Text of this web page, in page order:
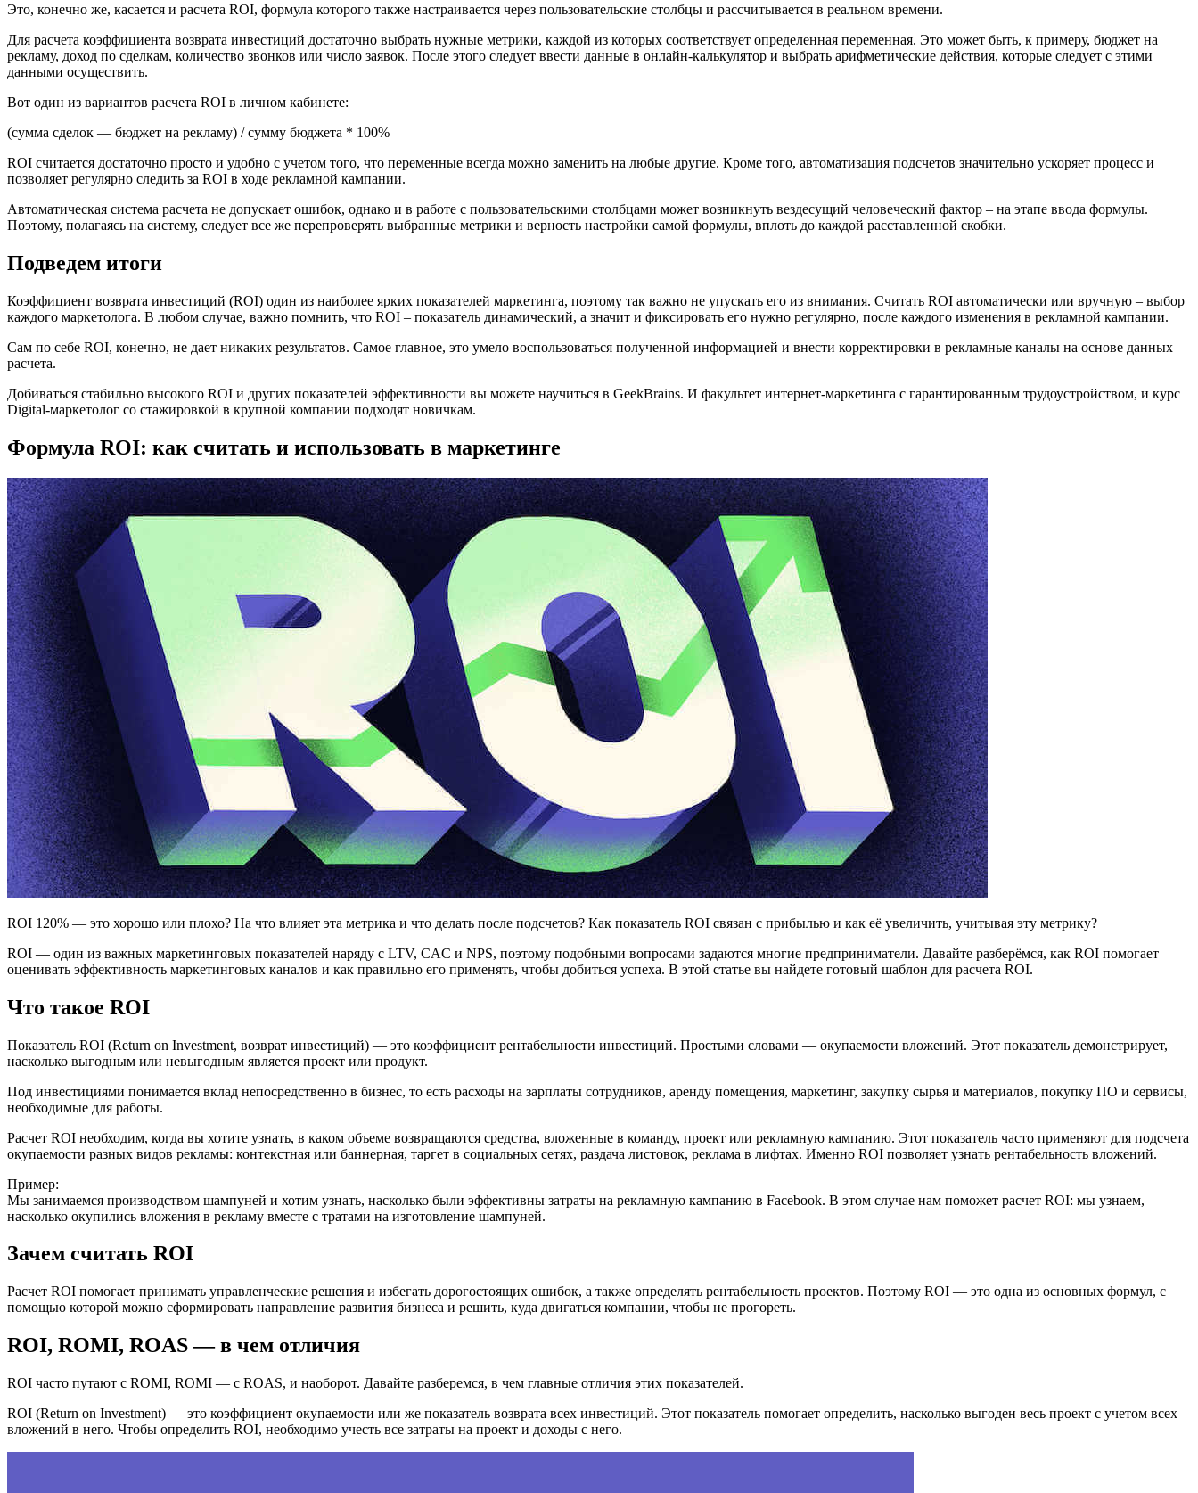
Это, конечно же, касается и расчета ROI, формула которого также настраивается через пользовательские столбцы и рассчитывается в реальном времени.
Для расчета коэффициента возврата инвестиций достаточно выбрать нужные метрики, каждой из которых соответствует определенная переменная. Это может быть, к примеру, бюджет на
рекламу, доход по сделкам, количество звонков или число заявок. После этого следует ввести данные в онлайн-калькулятор и выбрать арифметические действия, которые следует с этими
данными осуществить.
Вот один из вариантов расчета ROI в личном кабинете:
(сумма сделок — бюджет на рекламу) / сумму бюджета * 100%
ROI считается достаточно просто и удобно с учетом того, что переменные всегда можно заменить на любые другие. Кроме того, автоматизация подсчетов значительно ускоряет процесс и
позволяет регулярно следить за ROI в ходе рекламной кампании.
Автоматическая система расчета не допускает ошибок, однако и в работе с пользовательскими столбцами может возникнуть вездесущий человеческий фактор – на этапе ввода формулы.
Поэтому, полагаясь на систему, следует все же перепроверять выбранные метрики и верность настройки самой формулы, вплоть до каждой расставленной скобки.
Подведем итоги
Коэффициент возврата инвестиций (ROI) один из наиболее ярких показателей маркетинга, поэтому так важно не упускать его из внимания. Считать ROI автоматически или вручную – выбор
каждого маркетолога. В любом случае, важно помнить, что ROI – показатель динамический, а значит и фиксировать его нужно регулярно, после каждого изменения в рекламной кампании.
Сам по себе ROI, конечно, не дает никаких результатов. Самое главное, это умело воспользоваться полученной информацией и внести корректировки в рекламные каналы на основе данных
расчета.
Добиваться стабильно высокого ROI и других показателей эффективности вы можете научиться в GeekBrains. И факультет интернет-маркетинга с гарантированным трудоустройством, и курс
Digital-маркетолог со стажировкой в крупной компании подходят новичкам.
Формула ROI: как считать и использовать в маркетинге
ROI 120% — это хорошо или плохо? На что влияет эта метрика и что делать после подсчетов? Как показатель ROI связан с прибылью и как её увеличить, учитывая эту метрику?
ROI — один из важных маркетинговых показателей наряду с LTV, CAC и NPS, поэтому подобными вопросами задаются многие предприниматели. Давайте разберёмся, как ROI помогает
оценивать эффективность маркетинговых каналов и как правильно его применять, чтобы добиться успеха. В этой статье вы найдете готовый шаблон для расчета ROI.
Что такое ROI
Показатель ROI (Return on Investment, возврат инвестиций) — это коэффициент рентабельности инвестиций. Простыми словами — окупаемости вложений. Этот показатель демонстрирует,
насколько выгодным или невыгодным является проект или продукт.
Под инвестициями понимается вклад непосредственно в бизнес, то есть расходы на зарплаты сотрудников, аренду помещения, маркетинг, закупку сырья и материалов, покупку ПО и сервисы,
необходимые для работы.
Расчет ROI необходим, когда вы хотите узнать, в каком объеме возвращаются средства, вложенные в команду, проект или рекламную кампанию. Этот показатель часто применяют для подсчета
окупаемости разных видов рекламы: контекстная или баннерная, таргет в социальных сетях, раздача листовок, реклама в лифтах. Именно ROI позволяет узнать рентабельность вложений.
Пример:
Мы занимаемся производством шампуней и хотим узнать, насколько были эффективны затраты на рекламную кампанию в Facebook. В этом случае нам поможет расчет ROI: мы узнаем,
насколько окупились вложения в рекламу вместе с тратами на изготовление шампуней.
Зачем считать ROI
Расчет ROI помогает принимать управленческие решения и избегать дорогостоящих ошибок, а также определять рентабельность проектов. Поэтому ROI — это одна из основных формул, с
помощью которой можно сформировать направление развития бизнеса и решить, куда двигаться компании, чтобы не прогореть.
ROI, ROMI, ROAS — в чем отличия
ROI часто путают с ROMI, ROMI — с ROAS, и наоборот. Давайте разберемся, в чем главные отличия этих показателей.
ROI (Return on Investment) — это коэффициент окупаемости или же показатель возврата всех инвестиций. Этот показатель помогает определить, насколько выгоден весь проект с учетом всех
вложений в него. Чтобы определить ROI, необходимо учесть все затраты на проект и доходы с него.